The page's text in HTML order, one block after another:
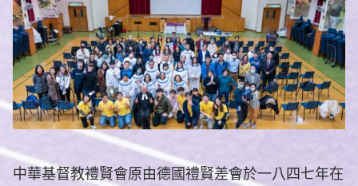
中華基督教禮賢會原由德國禮賢差會於一八四七年在